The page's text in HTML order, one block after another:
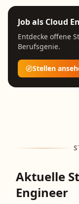
Job als Cloud
Entdecke offene
Berufsgenie.
Stellen
Aktuelle
Engineer